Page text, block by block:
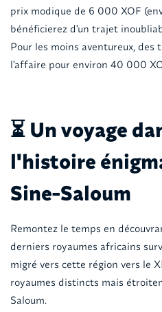
prix modique de 6 000 XOF
bénéficierez d'un trajet
Pour les moins aventureux,
l'affaire pour environ 40 000
⏳ Un voyage
l'histoire
Sine-Saloum
Remontez le temps en
derniers royaumes africains
migré vers cette région vers le
royaumes distincts mais
Saloum.